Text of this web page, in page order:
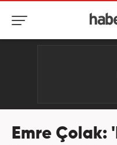
Emre Çolak: